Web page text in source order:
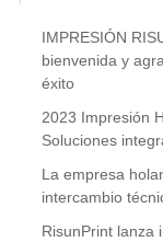
IMPRESIÓN
bienvenida y
éxito
2023 Impresión
Soluciones
La empresa
intercambio
RisunPrint lanza